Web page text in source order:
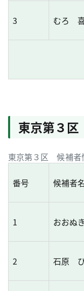
3 むろ
東京第３区
東京第３区 候補者
番号 候補者
1 おおぬ
2 石原